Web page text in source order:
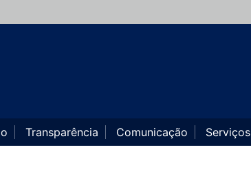
Transparência Comunicação Serviços